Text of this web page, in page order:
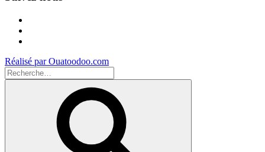
Réalisé par Ouatoodoo.com
Recherche
pour